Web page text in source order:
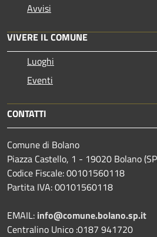
Avvisi
VIVERE IL COMUNE
Luoghi
Eventi
CONTATTI
Comune di Bolano
Piazza Castello, 1 - 19020 Bolano
Codice Fiscale: 00101560118
Partita IVA: 00101560118
EMAIL: info@comune.bolano.sp.it
Centralino Unico :0187 941720